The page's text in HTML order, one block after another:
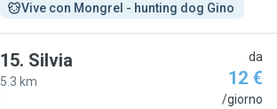
Vive con Mongrel - hunting dog Gino
15. Silvia
5.3 km
da
12 €
/giorno